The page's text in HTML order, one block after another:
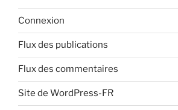
Connexion
Flux des publications
Flux des commentaires
Site de WordPress-FR